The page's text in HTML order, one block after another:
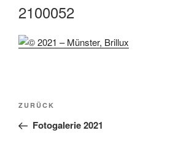
2100052
Beitragsnavigation
Vorheriger
Beitrag
ZURÜCK
Fotogalerie 2021